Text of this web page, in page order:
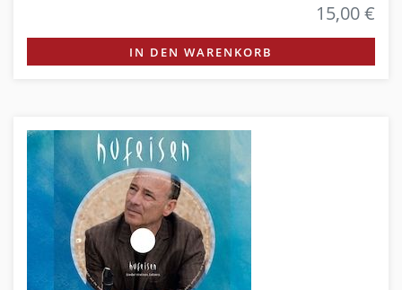
15,00 €
IN DEN WARENKORB